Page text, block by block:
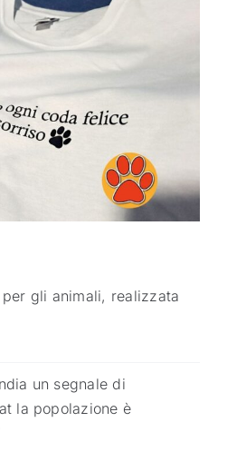
gli animali, realizzata
un segnale di
la popolazione è